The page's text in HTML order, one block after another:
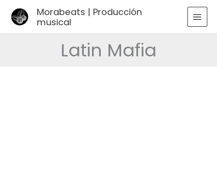
Morabeats | Producción
musical
Latin Mafia